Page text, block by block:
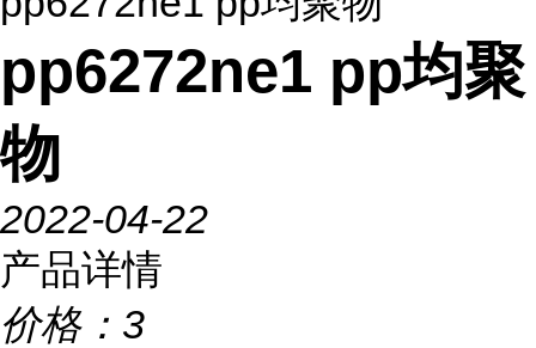
pp6272ne1 pp均聚
物
2022-04-22
产品详情
价格： 3